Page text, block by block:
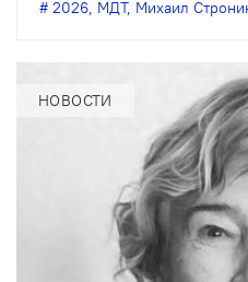
его близкие.
2026 МДТ, Михаил
НОВОСТИ